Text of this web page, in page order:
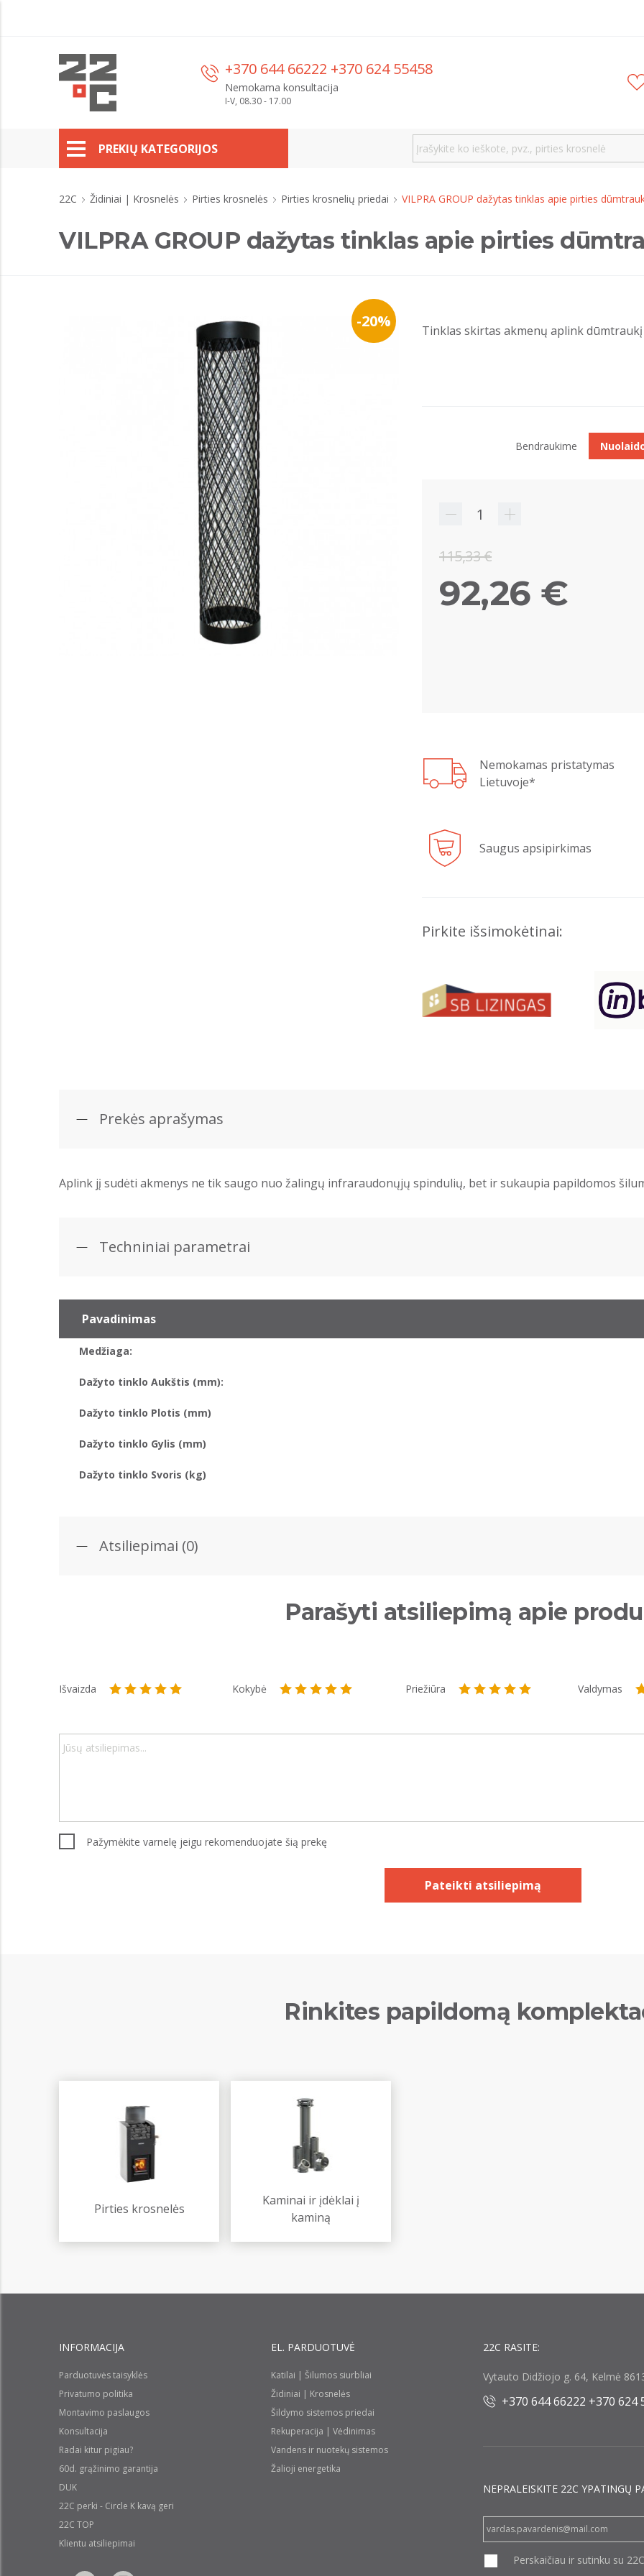
+370 644 66222 +370 624 55458
Nemokama konsultacija
I-V, 08.30 - 17.00
PREKIŲ KATEGORIJOS
22C Židiniai | Krosnelės Pirties krosnelės Pirties krosnelių priedai VILPRA GROUP dažytas tinklas apie pirties
VILPRA GROUP dažytas tinklas apie pirties
-20%
Tinklas skirtas akmenų aplink
115,33 €
92,26 €
Nemokamas pristatymas
Lietuvoje*
Saugus apsipirkimas
Pirkite išsimokėtinai:
Bendraukime
Prekės aprašymas
Aplink jį sudėti akmenys ne tik saugo nuo žalingų infraraudonųjų spindulių, bet ir sukaupia papildomos
Techniniai parametrai
Pavadinimas
Medžiaga:
Dažyto tinklo Aukštis (mm):
Dažyto tinklo Plotis (mm)
Dažyto tinklo Gylis (mm)
Dažyto tinklo Svoris (kg)
Atsiliepimai (0)
Parašyti atsiliepimą apie
Išvaizda Kokybė Priežiūra Valdymas
Pažymėkite varnelę jeigu rekomenduojate šią prekę
Pateikti atsiliepimą
Rinkites papildomą
Pirties krosnelės
Kaminai ir įdėklai į
kaminą
INFORMACIJA
Parduotuvės taisyklės
Privatumo politika
Montavimo paslaugos
Konsultacija
Radai kitur pigiau?
60d. grąžinimo garantija
DUK
22C perki - Circle K kavą geri
22C TOP
Klientu atsiliepimai
EL. PARDUOTUVĖ
Katilai | Šilumos siurbliai
Židiniai | Krosnelės
Šildymo sistemos priedai
Rekuperacija | Vėdinimas
Vandens ir nuotekų sistemos
Žalioji energetika
22C RASITE:
Vytauto Didžiojo g. 64, Kelmė
+370 644 66222 +370 624
NEPRALEISKITE 22С YPATINGŲ
Perskaičiau ir sutinku su